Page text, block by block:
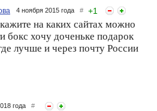
4 ноября 2015 года # +1
на каких сайтах можно
бокс хочу доченьке подарок
лучше и через почту России
года #